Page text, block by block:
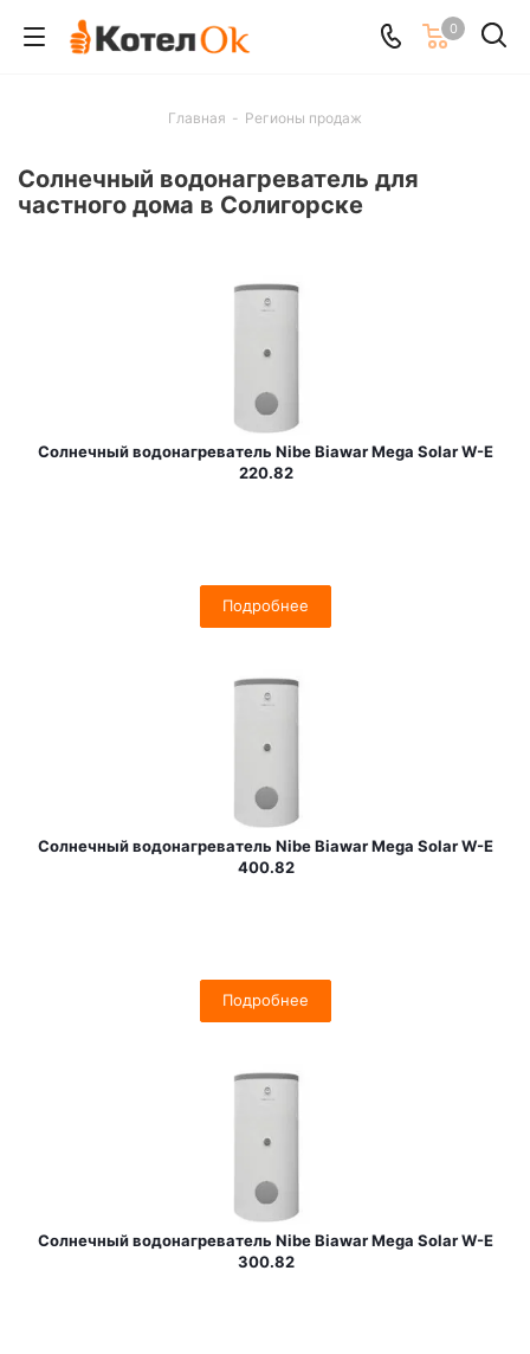
0
Главная - Регионы продаж
Солнечный водонагреватель для
частного дома в Солигорске
Солнечный водонагреватель Nibe Biawar Mega Solar W-E
220.82
Подробнее
Солнечный водонагреватель Nibe Biawar Mega Solar W-E
400.82
Подробнее
Солнечный водонагреватель Nibe Biawar Mega Solar W-E
300.82